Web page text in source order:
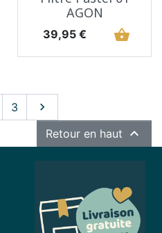
AGON
Prix
39,95 € shopping_basket
3 Suivant

Retour en haut 